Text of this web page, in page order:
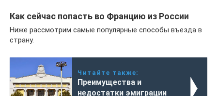
Как сейчас попасть во Францию из России
Ниже рассмотрим самые популярные способы въезда в
страну.
Читайте также:
Преимущества и
недостатки эмиграции